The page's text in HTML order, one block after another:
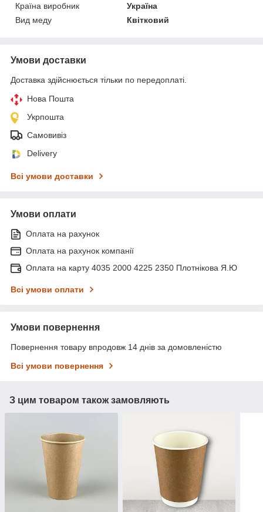
Країна виробник
Україна
Вид меду
Квітковий
Умови доставки
Доставка здійснюється тільки по передоплаті.
Нова Пошта
Укрпошта
Самовивіз
Delivery
Всі умови доставки
Умови оплати
Оплата на рахунок
Оплата на рахунок компанії
Оплата на карту 4035 2000 4225 2350 Плотнікова Я.Ю
Всі умови оплати
Умови повернення
Повернення товару впродовж 14 днів за домовленістю
Всі умови повернення
З цим товаром також замовляють